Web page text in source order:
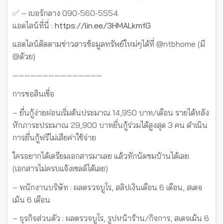
✅ – เบอร์กลาง 090-560-5554
แอดไลน์ที่นี่ : https://lin.ee/3HMALkmfG
แอดไลน์ติดตามข่าวสารข้อมูลทรัพย์ใหม่ๆได้ที่ @ntbhome (มี
@ด้วย)
———————————————
การขอสินเชื่อ
– ยื่นกู้ง่ายผ่อนเริ่มต้นประมาณ 14,950 บาท/เดือน รายได้หลัง
หักภาระประมาณ 29,900 บาทยื่นกู้ร่วมได้สูงสุด 3 คน ดำเนิน
การยื่นกู้ฟรีไม่เสียค่าใช้จ่าย
ใครอยากได้เตรียมเอกสารมาเลย แล้วทักนัดชมบ้านได้เลย
(เอกสารไม่ครบแจ้งเซลล์ได้เลย)
– พนักงานบริษัท : ผลตรวจบูโร, สลิปเงินเดือน 6 เดือน, สเตจ
เม้น 6 เดือน
– ธุรกิจส่วนตัว : ผลตรวจบูโร, รูปหน้าร้าน/กิจการ, สเตจเม้น 6